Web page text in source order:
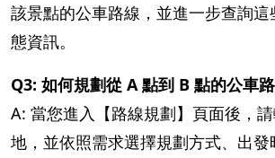
該景點的公車路線，並進一步查詢
態資訊。
Q3: 如何規劃從 A 點到 B 點的公車
A: 當您進入【路線規劃】頁面後，
地，並依照需求選擇規劃方式、出發